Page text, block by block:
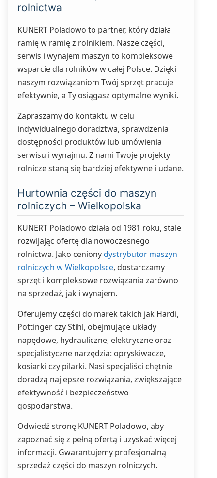
rolnictwa
KUNERT Poladowo to partner, który działa
ramię w ramię z rolnikiem. Nasze części,
serwis i wynajem maszyn to kompleksowe
wsparcie dla rolników w całej Polsce. Dzięki
naszym rozwiązaniom Twój sprzęt pracuje
efektywnie, a Ty osiągasz optymalne wyniki.
Zapraszamy do kontaktu w celu
indywidualnego doradztwa, sprawdzenia
dostępności produktów lub umówienia
serwisu i wynajmu. Z nami Twoje projekty
rolnicze staną się bardziej efektywne i udane.
Hurtownia części do maszyn
rolniczych – Wielkopolska
KUNERT Poladowo działa od 1981 roku, stale
rozwijając ofertę dla nowoczesnego
rolnictwa. Jako cenionydystrybutor maszyn
rolniczych w Wielkopolsce, dostarczamy
sprzęt i kompleksowe rozwiązania zarówno
na sprzedaż, jak i wynajem.
Oferujemy części do marek takich jak Hardi,
Pottinger czy Stihl, obejmujące układy
napędowe, hydrauliczne, elektryczne oraz
specjalistyczne narzędzia: opryskiwacze,
kosiarki czy pilarki. Nasi specjaliści chętnie
doradzą najlepsze rozwiązania, zwiększające
efektywność i bezpieczeństwo
gospodarstwa.
Odwiedź stronę KUNERT Poladowo, aby
zapoznać się z pełną ofertą i uzyskać więcej
informacji. Gwarantujemy profesjonalną
sprzedaż części do maszyn rolniczych.